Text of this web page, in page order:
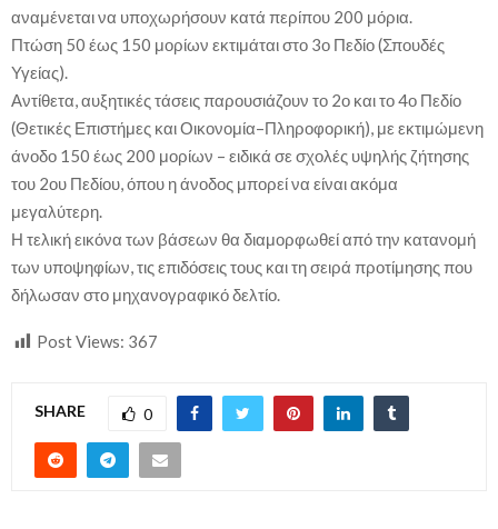
αναμένεται να υποχωρήσουν κατά περίπου 200 μόρια.
Πτώση 50 έως 150 μορίων εκτιμάται στο 3ο Πεδίο (Σπουδές
Υγείας).
Αντίθετα, αυξητικές τάσεις παρουσιάζουν το 2ο και το 4ο Πεδίο
(Θετικές Επιστήμες και Οικονομία–Πληροφορική), με εκτιμώμενη
άνοδο 150 έως 200 μορίων – ειδικά σε σχολές υψηλής ζήτησης
του 2ου Πεδίου, όπου η άνοδος μπορεί να είναι ακόμα
μεγαλύτερη.
Η τελική εικόνα των βάσεων θα διαμορφωθεί από την κατανομή
των υποψηφίων, τις επιδόσεις τους και τη σειρά προτίμησης που
δήλωσαν στο μηχανογραφικό δελτίο.
Post Views: 367
SHARE 0